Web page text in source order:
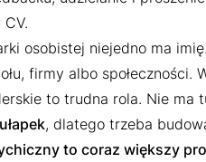
osobistej niejedno ma
firmy albo społeczności.
to trudna rola. Nie ma
, dlatego trzeba
to coraz większy